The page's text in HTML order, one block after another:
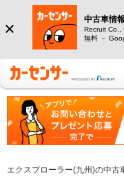
中古車情
Recruit Co.,
無料 －
エクスプローラー(九州)の中古